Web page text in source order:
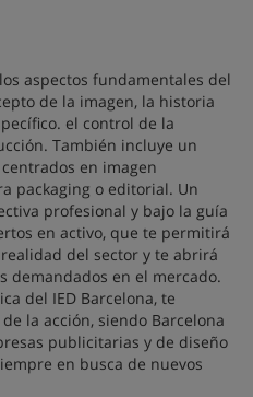
aspectos fundamentales del
de la imagen, la historia
el control de la
También incluye un
en imagen
packaging o editorial. Un
profesional y bajo la guía
en activo, que te permitirá
del sector y te abrirá
demandados en el mercado.
del IED Barcelona, te
la acción, siendo Barcelona
publicitarias y de diseño
en busca de nuevos